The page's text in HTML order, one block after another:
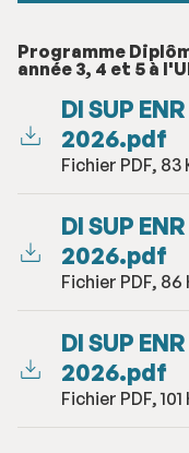
Programme
année 3, 4 et 5 à
DI SUP
2026.pdf
Fichier PDF, 83
DI SUP
2026.pdf
Fichier PDF, 86
DI SUP
2026.pdf
Fichier PDF, 101